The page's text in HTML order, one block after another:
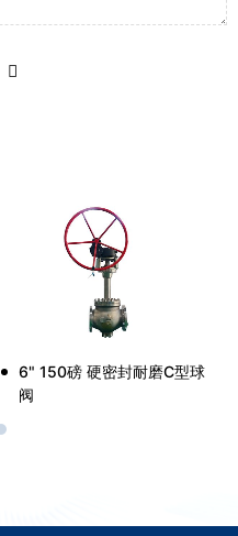
6" 150磅 硬密封耐磨C型球
阀